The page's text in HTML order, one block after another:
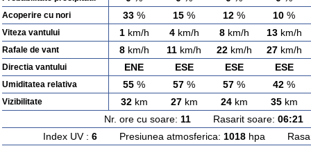
Acoperire cu nori 33 % 15 % 12 % 10 %
Viteza vantului 1km/h 4km/h 8km/h 13km/h
Rafale de vant 8km/h 11 km/h 22km/h 27km/h
Directia vantului ENE ESE ESE ESE
Umiditatea relativa 55 % 57 % 57 % 42 %
Vizibilitate 32km 27km 24km 35km
Nr. ore cu soare: 11 Rasarit soare: 06:21
Index UV : 6Presiunea atmosferica: 1018hpa